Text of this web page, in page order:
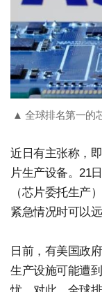
▲ 全球排名第一的
近日有主张称，
片生产设备。21
（芯片委托生产
紧急情况时可以远
日前，有美国政
生产设施可能遭